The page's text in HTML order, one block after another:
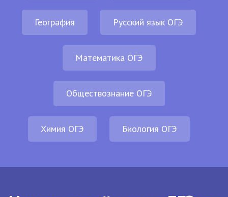
География Русский язык ОГЭ
Математика ОГЭ
Обществознание ОГЭ
Химия ОГЭ Биология ОГЭ